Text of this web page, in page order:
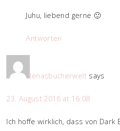
Juhu, liebend gerne 🙂
Antworten
lenasbücherwelt says
23. August 2016 at 16:08
Ich hoffe wirklich, dass von Dark